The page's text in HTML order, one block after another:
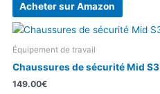
Acheter sur Amazon
Équipement de travail
Chaussures de sécurité Mid S3
149.00€